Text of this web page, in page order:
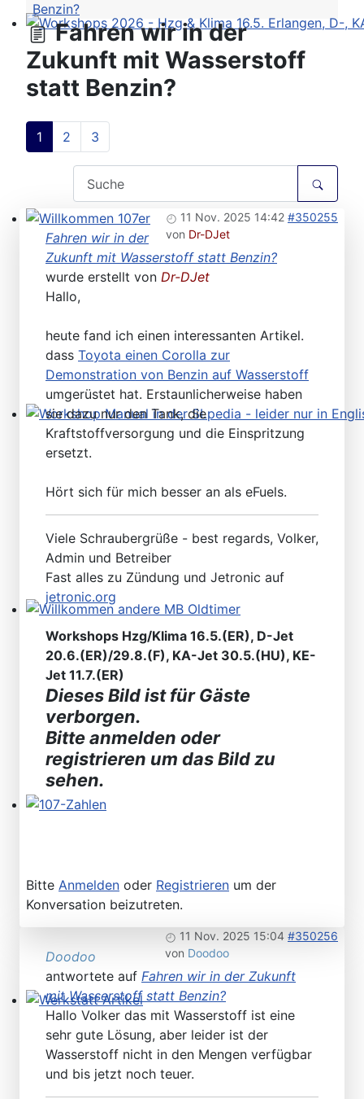
Workshops 2026 - Hzg & Klima 16.5. Erlangen, D-,
Willkommen 107er
Workshop Manual in der SLpedia - leider nur in
Willkommen andere MB Oldtimer
Werkstatt Artikel
Benzin?
Fahren wir in der
Zukunft mit Wasserstoff
statt Benzin?
1 2 3
11 Nov. 2025 14:42 #350255
von Dr-DJet
Fahren wir in der
Zukunft mit Wasserstoff statt Benzin?
wurde erstellt von Dr-DJet
Hallo,
heute fand ich einen interessanten Artikel.
dass Toyota einen Corolla zur
Demonstration von Benzin auf Wasserstoff
umgerüstet hat. Erstaunlicherweise haben
sie dazu nur den Tank, die
Kraftstoffversorgung und die Einspritzung
ersetzt.
Hört sich für mich besser an als eFuels.
Viele Schraubergrüße - best regards, Volker,
Admin und Betreiber
Fast alles zu Zündung und Jetronic auf
jetronic.org
Workshops Hzg/Klima 16.5.(ER), D-Jet
20.6.(ER)/29.8.(F), KA-Jet 30.5.(HU), KE-
Jet 11.7.(ER)
Dieses Bild ist für Gäste
verborgen.
Bitte anmelden oder
registrieren um das Bild zu
sehen.
Bitte Anmelden oder Registrieren um der
Konversation beizutreten.
11 Nov. 2025 15:04 #350256
von Doodoo
Doodoo
antwortete auf Fahren wir in der Zukunft
mit Wasserstoff statt Benzin?
Hallo Volker das mit Wasserstoff ist eine
sehr gute Lösung, aber leider ist der
Wasserstoff nicht in den Mengen verfügbar
und bis jetzt noch teuer.